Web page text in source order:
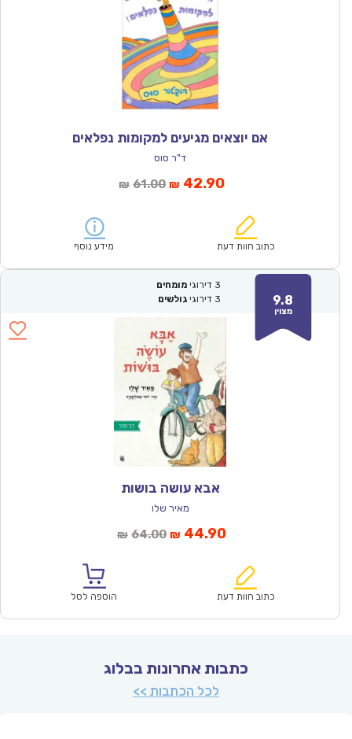
אם יוצאים מגיעים למקומות נפלאים
ד"ר סוס
₪ 61.00המחיר
₪61.00.
₪ 42.90המחיר
הוא:
כתוב חוות דעת מידע נוסף
9.8
מצוין
3 דירוגי מומחים
3 דירוגי גולשים
אבא עושה בושות
מאיר שלו
₪ 64.00המחיר
₪64.00.
₪ 44.90המחיר
הוא:
כתוב חוות דעת הוספה לסל
כתבות אחרונות בבלוג
לכל הכתבות >>